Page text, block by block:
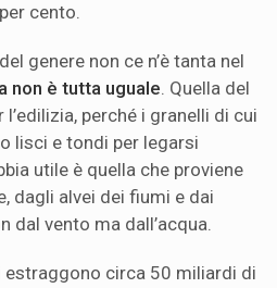
cento.
genere non ce n’è tanta nel
non è tutta uguale. Quella del
perché i granelli di cui
lisci e tondi per legarsi
utile è quella che proviene
dagli alvei dei fiumi e dai
dal vento ma dall’acqua.
estraggono circa 50 miliardi di